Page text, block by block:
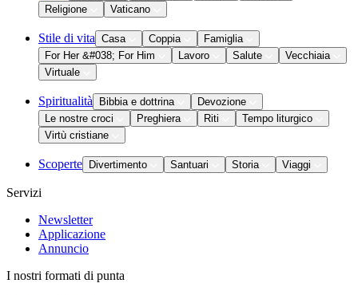
Religione
Vaticano
Stile di vita Casa Coppia
Famiglia
For Her &#038; For Him
Lavoro Salute
Vecchiaia
Virtuale
Spiritualità Bibbia e dottrina
Devozione
Le nostre croci
Preghiera Riti
Tempo liturgico
Virtù cristiane
Scoperte Divertimento Santuari Storia Viaggi
Servizi
Newsletter
Applicazione
Annuncio
I nostri formati di punta